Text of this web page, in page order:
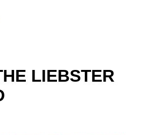
LIEBSTER